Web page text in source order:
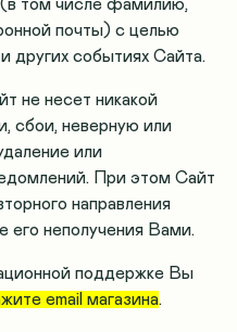
том числе фамилию,
почты) с целью
других событиях Сайта.
не несет никакой
сбои, неверную или
или
При этом Сайт
направления
его неполучения Вами.
поддержке Вы
email магазина.